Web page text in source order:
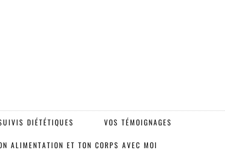
DIÉTÉTIQUES VOS TÉMOIGNAGES
ALIMENTATION ET TON CORPS AVEC MOI